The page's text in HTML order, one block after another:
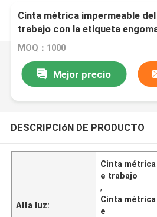
Cinta métrica impermeable
trabajo con la etiqueta
adhesivo
MOQ：1000
Mejor precio
DESCRIPCIóN DE PRODUCTO
Alta luz:
Cinta
e trabajo
,
Cinta
e